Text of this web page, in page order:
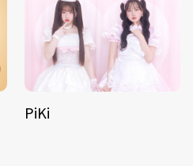
PiKi